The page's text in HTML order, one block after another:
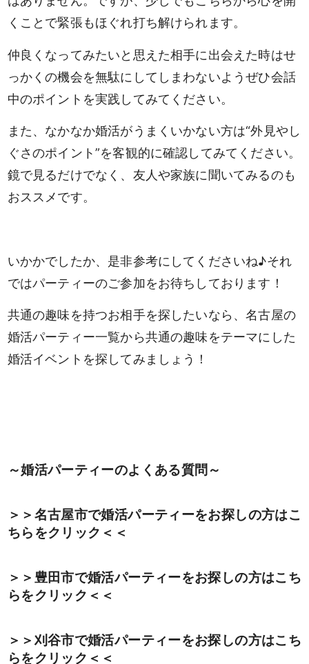
くことで緊張もほぐれ打ち解けられます。
仲良くなってみたいと思えた相手に出会えた時はせ
っかくの機会を無駄にしてしまわないようぜひ会話
中のポイントを実践してみてください。
また、なかなか婚活がうまくいかない方は“外見やし
ぐさのポイント”を客観的に確認してみてください。
鏡で見るだけでなく、友人や家族に聞いてみるのも
おススメです。
いかかでしたか、是非参考にしてくださいね♪それ
ではパーティーのご参加をお待ちしております！
共通の趣味を持つお相手を探したいなら、名古屋の
婚活パーティー一覧から共通の趣味をテーマにした
婚活イベントを探してみましょう！
～婚活パーティーのよくある質問～
＞＞名古屋市で婚活パーティーをお探しの方はこ
ちらをクリック＜＜
＞＞豊田市で婚活パーティーをお探しの方はこち
らをクリック＜＜
＞＞刈谷市で婚活パーティーをお探しの方はこち
らをクリック＜＜
男性 女性
検索